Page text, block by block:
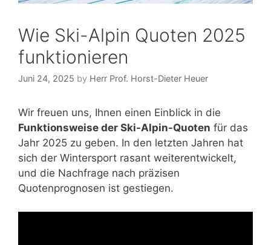
Wie Ski-Alpin Quoten 2025
funktionieren
Juni 24, 2025 by Herr Prof. Horst-Dieter Heuer
Wir freuen uns, Ihnen einen Einblick in die
Funktionsweise der Ski-Alpin-Quoten für das
Jahr 2025 zu geben. In den letzten Jahren hat
sich der Wintersport rasant weiterentwickelt,
und die Nachfrage nach präzisen
Quotenprognosen ist gestiegen.